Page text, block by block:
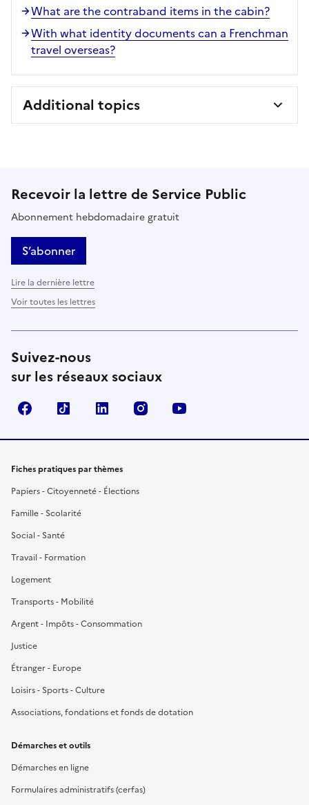
What are the contraband items in the cabin?
With what identity documents can a Frenchman
travel overseas?
Additional topics
Recevoir la lettre de Service Public
Abonnement hebdomadaire gratuit
S’abonner
Lire la dernière lettre
Voir toutes les lettres
Suivez-nous
sur les réseaux sociaux
FacebookTikTok LinkedIn Instagram
Fiches pratiques par thèmes
Papiers - Citoyenneté - Élections
Famille - Scolarité
Social - Santé
Travail - Formation
Logement
Transports - Mobilité
Argent - Impôts - Consommation
Justice
Étranger - Europe
Loisirs - Sports - Culture
Associations, fondations et fonds de dotation
Démarches et outils
Démarches en ligne
Formulaires administratifs (cerfas)